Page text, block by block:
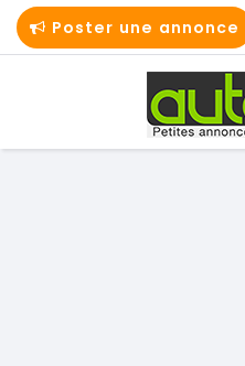
Poster une annonce